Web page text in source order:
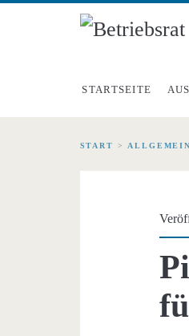
STARTSEITE
START > ALLGEMEIN